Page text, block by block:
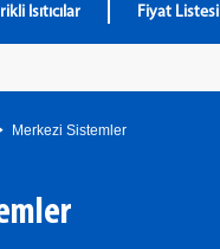
Isıtıcılar Fiyat Listesi
Merkezi Sistemler